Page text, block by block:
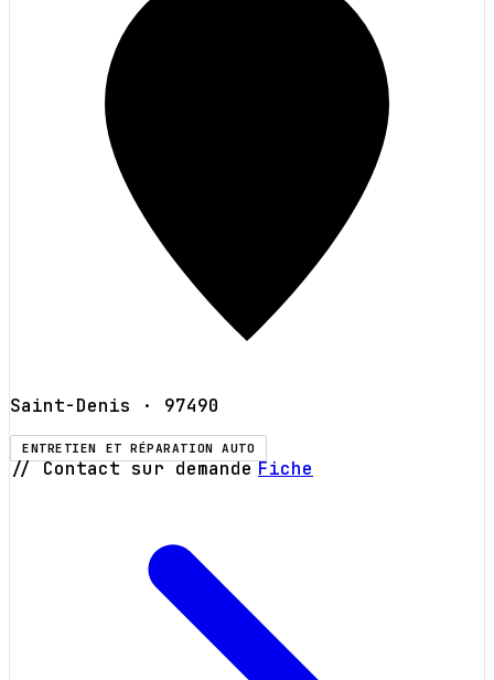
Saint-Denis · 97490
ENTRETIEN ET RÉPARATION AUTO
// Contact sur demande Fiche